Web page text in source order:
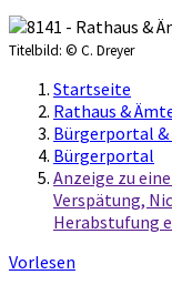
Titelbild: © C. Dreyer
Startseite
Rathaus &
Bürgerportal
Bürgerportal
Anzeige zu
Verspätung,
Herabstufung
Vorlesen